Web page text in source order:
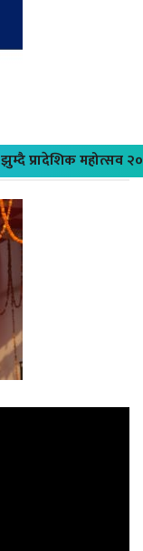
प्रादेशिक महोत्सव